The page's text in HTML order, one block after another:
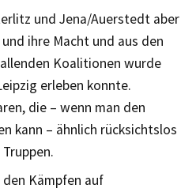
und Jena/Auerstedt aber
ihre Macht und aus den
Koalitionen wurde
erleben konnte.
die – wenn man den
kann – ähnlich rücksichtslos
Kämpfen auf